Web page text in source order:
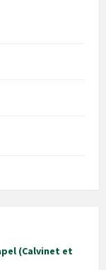
(Calvinet et